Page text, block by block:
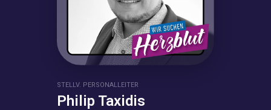
STELLV. PERSONALLEITER
Philip Taxidis